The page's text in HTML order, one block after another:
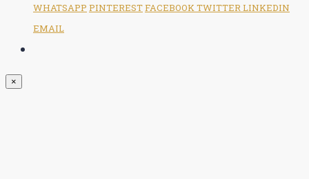
WHATSAPP PINTERESTFACEBOOKTWITTERLINKEDIN
EMAIL
×